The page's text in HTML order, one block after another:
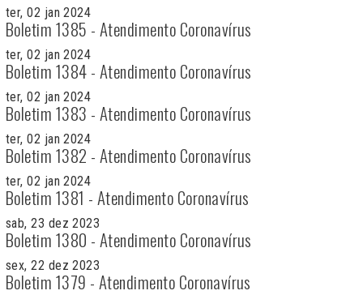
ter, 02 jan 2024
Boletim 1385 - Atendimento Coronavírus
ter, 02 jan 2024
Boletim 1384 - Atendimento Coronavírus
ter, 02 jan 2024
Boletim 1383 - Atendimento Coronavírus
ter, 02 jan 2024
Boletim 1382 - Atendimento Coronavírus
ter, 02 jan 2024
Boletim 1381 - Atendimento Coronavírus
sab, 23 dez 2023
Boletim 1380 - Atendimento Coronavírus
sex, 22 dez 2023
Boletim 1379 - Atendimento Coronavírus